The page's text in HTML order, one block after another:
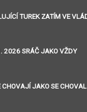
TUREK ZATÍM VE
2026 SRÁČ JAKO VŽDY
JAKO SE CHOVAL